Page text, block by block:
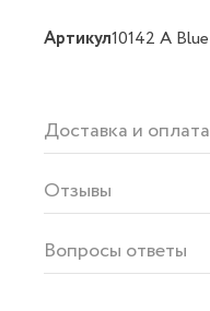
Артикул10142 A Blue
Доставка и оплата
Отзывы
Вопросы ответы